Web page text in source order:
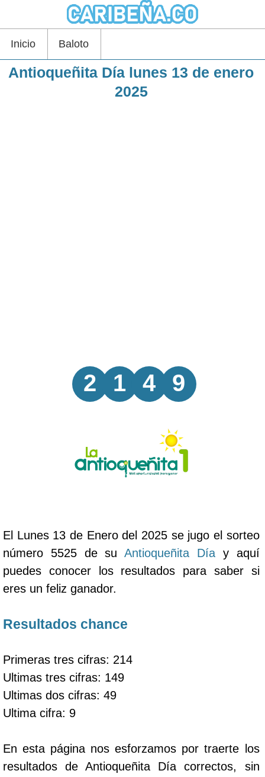
Inicio Baloto
Antioqueñita Día lunes 13 de enero
2025
2 1 4 9
El Lunes 13 de Enero del 2025 se jugo el sorteo
número 5525 de suAntioqueñita Díay aquí
puedes conocer los resultados para saber si
eres un feliz ganador.
Resultados chance
Primeras tres cifras: 214
Ultimas tres cifras: 149
Ultimas dos cifras: 49
Ultima cifra: 9
En esta página nos esforzamos por traerte los
resultados de Antioqueñita Día correctos, sin